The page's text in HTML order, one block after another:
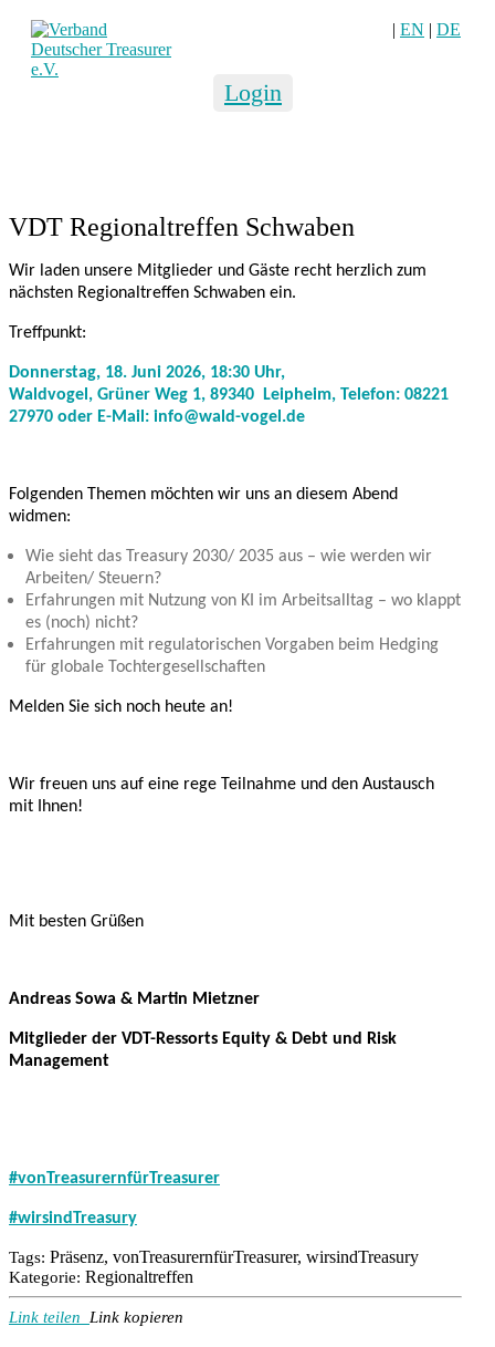
| EN | DE
Login
VDT Regionaltreffen Schwaben
Wir laden unsere Mitglieder und Gäste recht herzlich zum
nächsten Regionaltreffen Schwaben ein.
Treffpunkt:
Donnerstag, 18. Juni 2026, 18:30 Uhr,
Waldvogel, Grüner Weg 1, 89340 Leipheim, Telefon: 08221
27970 oder E-Mail: info@wald-vogel.de
Folgenden Themen möchten wir uns an diesem Abend
widmen:
Wie sieht das Treasury 2030/ 2035 aus – wie werden wir
Arbeiten/ Steuern?
Erfahrungen mit Nutzung von KI im Arbeitsalltag – wo klappt
es (noch) nicht?
Erfahrungen mit regulatorischen Vorgaben beim Hedging
für globale Tochtergesellschaften
Melden Sie sich noch heute an!
Wir freuen uns auf eine rege Teilnahme und den Austausch
mit Ihnen!
Mit besten Grüßen
Andreas Sowa & Martin Mietzner
Mitglieder der VDT-Ressorts Equity & Debt und Risk
Management
#vonTreasurernfürTreasurer
#wirsindTreasury
Tags: Präsenz, vonTreasurernfürTreasurer, wirsindTreasury
Kategorie: Regionaltreffen
Link teilen Link kopieren